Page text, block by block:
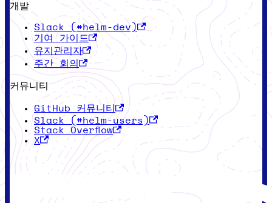
개발
Slack (#helm-dev)
기여 가이드
유지관리자
주간 회의
커뮤니티
GitHub 커뮤니티
Slack (#helm-users)
Stack Overflow
X